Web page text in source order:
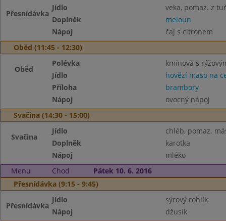
Přesnídávka
Jídlo
veka, pomaz. z
Doplněk
meloun
Nápoj
čaj s citronem
Oběd (11:45 - 12:30)
Oběd
Polévka
kmínová s
Jídlo
hovězí maso na
Příloha
brambory
Nápoj
ovocný nápoj
Svačina (14:30 - 15:00)
Svačina
Jídlo
chléb, pomaz.
Doplněk
karotka
Nápoj
mléko
Menu
Chod
Pátek 10. 6. 2016
Přesnídávka (9:15 - 9:45)
Přesnídávka
Jídlo
sýrový rohlík
Nápoj
džusík